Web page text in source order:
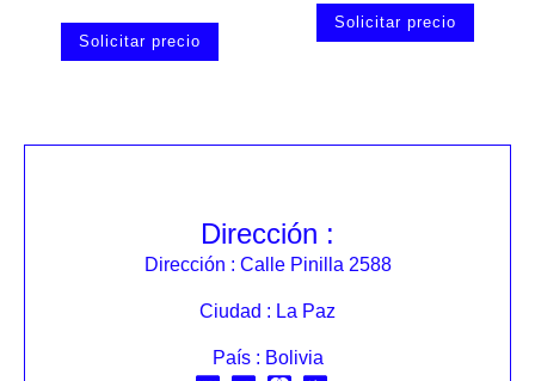
Solicitar precio
Solicitar precio
Dirección :
Dirección : Calle Pinilla 2588
Ciudad : La Paz
País : Bolivia